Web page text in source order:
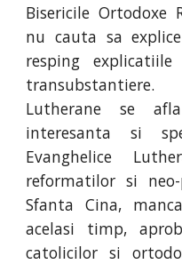
Bisericile Ortodoxe
nu cauta sa
resping
transubstantiere.
Lutherane se
interesanta si
Evanghelice
reformatilor si
Sfanta Cina,
acelasi timp,
catolicilor si